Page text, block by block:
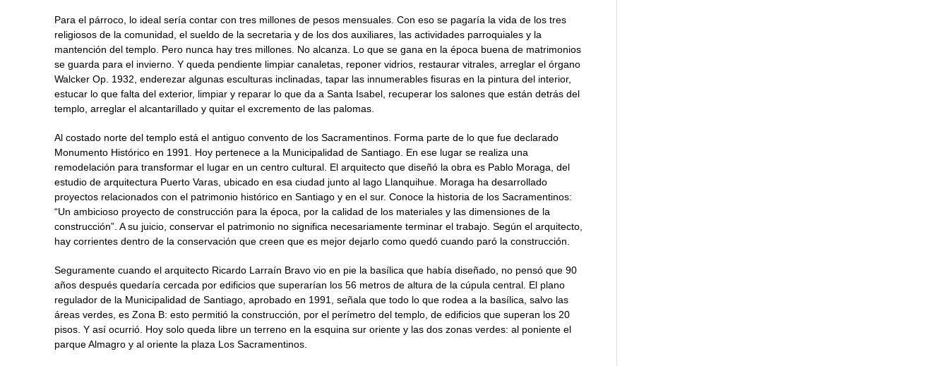
Para el párroco, lo ideal sería contar con tres millones de pesos mensuales. Con eso se pagaría la vida de los tres
religiosos de la comunidad, el sueldo de la secretaria y de los dos auxiliares, las actividades parroquiales y la
mantención del templo. Pero nunca hay tres millones. No alcanza. Lo que se gana en la época buena de matrimonios
se guarda para el invierno. Y queda pendiente limpiar canaletas, reponer vidrios, restaurar vitrales, arreglar el órgano
Walcker Op. 1932, enderezar algunas esculturas inclinadas, tapar las innumerables fisuras en la pintura del interior,
estucar lo que falta del exterior, limpiar y reparar lo que da a Santa Isabel, recuperar los salones que están detrás del
templo, arreglar el alcantarillado y quitar el excremento de las palomas.
Al costado norte del templo está el antiguo convento de los Sacramentinos. Forma parte de lo que fue declarado
Monumento Histórico en 1991. Hoy pertenece a la Municipalidad de Santiago. En ese lugar se realiza una
remodelación para transformar el lugar en un centro cultural. El arquitecto que diseñó la obra es Pablo Moraga, del
estudio de arquitectura Puerto Varas, ubicado en esa ciudad junto al lago Llanquihue. Moraga ha desarrollado
proyectos relacionados con el patrimonio histórico en Santiago y en el sur. Conoce la historia de los Sacramentinos:
“Un ambicioso proyecto de construcción para la época, por la calidad de los materiales y las dimensiones de la
construcción”. A su juicio, conservar el patrimonio no significa necesariamente terminar el trabajo. Según el arquitecto,
hay corrientes dentro de la conservación que creen que es mejor dejarlo como quedó cuando paró la construcción.
Seguramente cuando el arquitecto Ricardo Larraín Bravo vio en pie la basílica que había diseñado, no pensó que 90
años después quedaría cercada por edificios que superarían los 56 metros de altura de la cúpula central. El plano
regulador de la Municipalidad de Santiago, aprobado en 1991, señala que todo lo que rodea a la basílica, salvo las
áreas verdes, es Zona B: esto permitió la construcción, por el perímetro del templo, de edificios que superan los 20
pisos. Y así ocurrió. Hoy solo queda libre un terreno en la esquina sur oriente y las dos zonas verdes: al poniente el
parque Almagro y al oriente la plaza Los Sacramentinos.